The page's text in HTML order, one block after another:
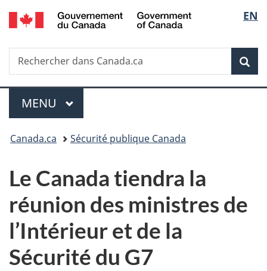
Passer
au
principal
Passer
à
Au
du
Passer
à
version
simplifiée
de
la
EN
Recherche
Rechercher
dans
Menu
MENU PRINCIPAL
Vous
ici :
Canada.ca Sécurité publique Canada
Le Canada tiendra la
réunion des ministres de
l’Intérieur et de la
Sécurité du G7